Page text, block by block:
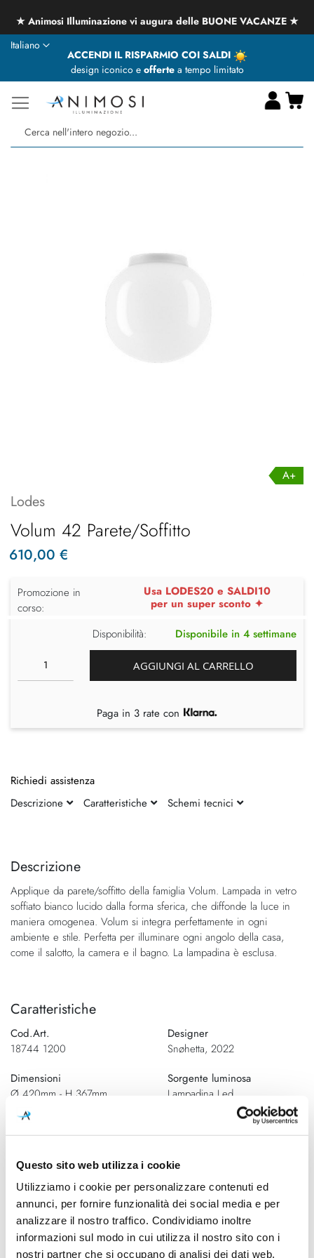
Questo sito web utilizza i cookie
Utilizziamo i cookie per personalizzare contenuti ed
annunci, per fornire funzionalità dei social media e per
analizzare il nostro traffico. Condividiamo inoltre
informazioni sul modo in cui utilizza il nostro sito con i
nostri partner che si occupano di analisi dei dati web,
★ Animosi Illuminazione vi augura delle BUONE VACANZE ★
ACCENDI IL RISPARMIO COI SALDI
design iconico e offertea tempo limitato
Lingua
Italiano
fine
galleria
di
immagini
della
di
immagini
Descrizione
Applique da parete/soffitto della famiglia Volum. Lampada in vetro
soffiato bianco lucido dalla forma sferica, che diffonde la luce in
maniera omogenea. Volum si integra perfettamente in ogni
ambiente e stile. Perfetta per illuminare ogni angolo della casa,
come il salotto, la camera e il bagno. La lampadina è esclusa.
Caratteristiche
Cod.Art.
18744 1200
Designer
Snøhetta, 2022
Dimensioni
Ø 420mm - H 367mm
Sorgente luminosa
Lampadina Led
Potenza e attacco
Max 25W - E27
Esclusa
Classe energetica
A+
Schemi tecnici
A+
Lodes
Volum 42 Parete/Soffitto
610,00 €
Promozione in
corso:
Usa LODES20 e SALDI10
per un super sconto ✦
Disponibilità:
Disponibile in 4 settimane
AGGIUNGI AL CARRELLO
Paga in 3 rate con
Richiedi assistenza
Descrizione
Caratteristiche Schemi tecnici